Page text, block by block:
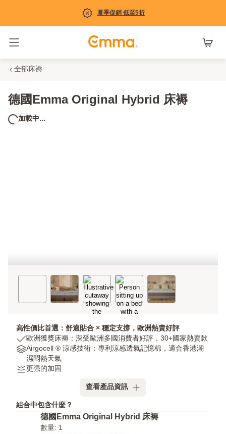
夏季促銷 低至5折
全部床褥
德國Emma Original Hybrid 床褥
加載中...
高性價比首選：舒適貼合 × 穩定支撐，歐洲熱賣好評
USP
1:
洲
褥：
歐洲獲獎床褥：深受歐洲多國消費者好評，30+國家熱賣款
Materials:
Airgocell
®
術：
Airgocell ® 涼感技術：專利涼感透氣記憶棉，適合香港潮
濕悶熱天氣
釋
强
更强的加固
查看產品資訊
組合中包含什麼？
德國Emma Original Hybrid 床褥
數量: 1